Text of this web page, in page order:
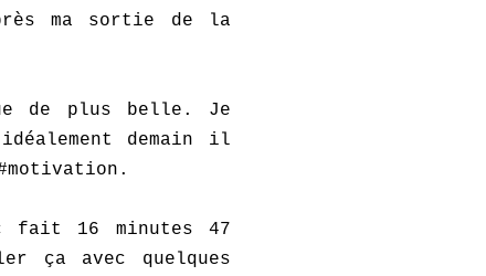
ma sortie de la
de plus belle. Je
demain il
fait 16 minutes 47
ça avec quelques